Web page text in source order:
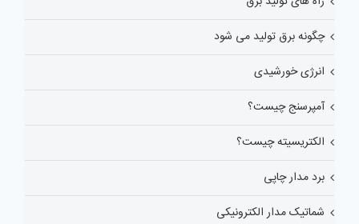
چگونه برق تولید می شود
انرژی خورشیدی
آمپرسنج چیست؟
الکتریسیته چیست؟
برد مدار چاپی
شماتیک مدار الکترونیکی